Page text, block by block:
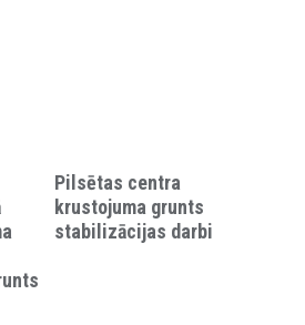
Pilsētas centra
krustojuma grunts
stabilizācijas darbi